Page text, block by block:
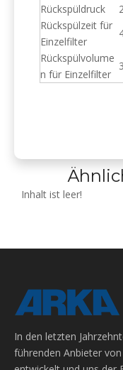
Rückspüldruck
Rückspülzeit für
Einzelfilter
Rückspülvolume
n für Einzelfilter
Inhalt ist leer!
In den letzten
führenden Anbieter